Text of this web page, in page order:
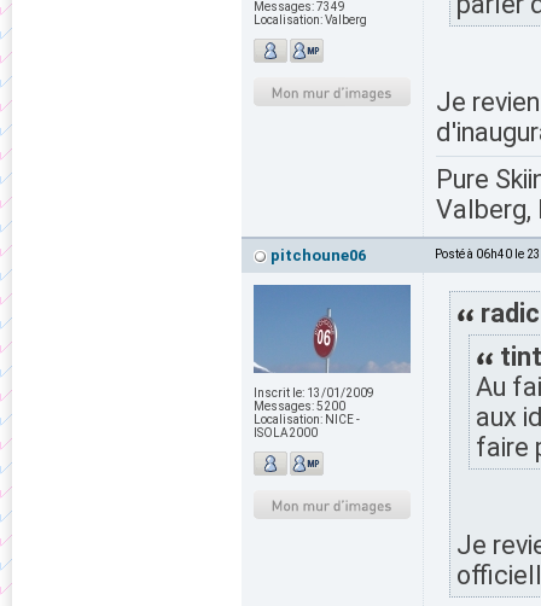
Messages:7349
Localisation:Valberg
Je
Pure
Valberg,
pitchoune06 Posté à 06h40 le
Inscrit le: 13/01/2009
Messages:5200
Localisation: NICE -
ISOLA2000
Au
aux
faire
Je